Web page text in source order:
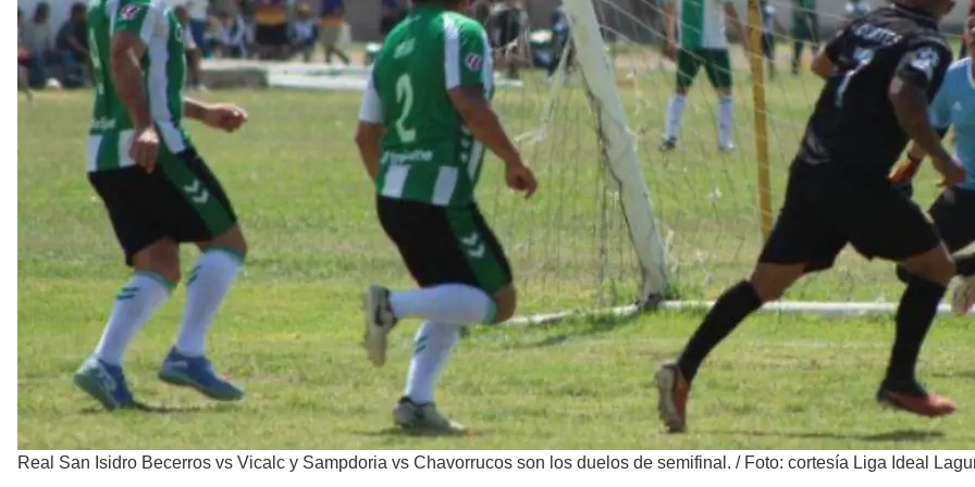
Real San Isidro Becerros vs Vicalc y Sampdoria vs Chavorrucos son los duelos de semifinal. / Foto: cortesía Liga Ideal